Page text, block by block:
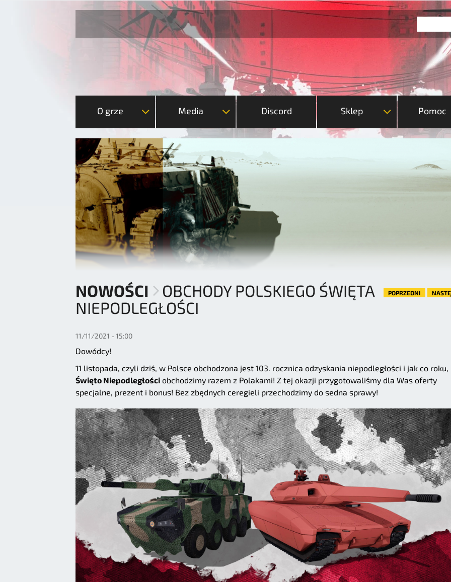
O grze Media Discord Sklep Pomoc
NOWOŚCI
OBCHODY POLSKIEGO ŚWIĘTA
NIEPODLEGŁOŚCI
POPRZEDNI
11/11/2021 - 15:00
Dowódcy!
11 listopada, czyli dziś, w Polsce obchodzona jest 103. rocznica odzyskania niepodległości i jak co roku,
Święto Niepodległości obchodzimy razem z Polakami! Z tej okazji przygotowaliśmy dla Was oferty
specjalne, prezent i bonus! Bez zbędnych ceregieli przechodzimy do sedna sprawy!